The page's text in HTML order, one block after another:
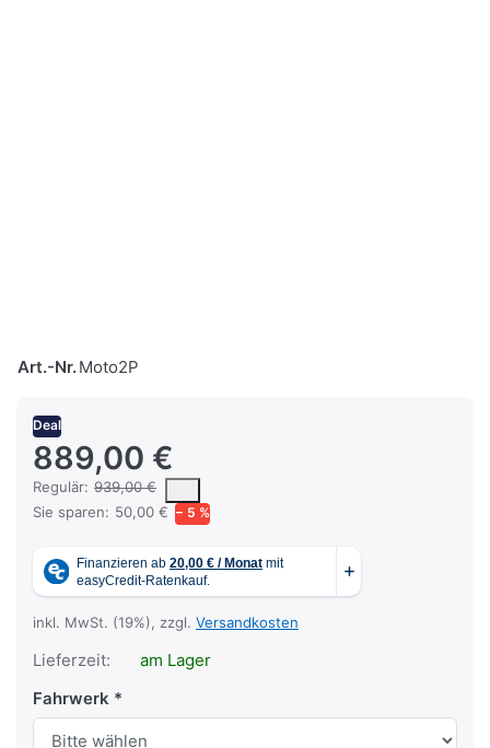
Art.-Nr.Moto2P
Deal
889,00 €
Regulär: 939,00 €
Es handelt sich um den mittleren Verkaufspreis, den Kunden für
Sie sparen: 50,00 € − 5 %
inkl. MwSt. (19%), zzgl. Versandkosten
Lieferzeit:
am Lager
Fahrwerk